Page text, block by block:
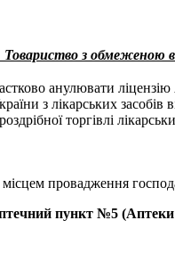
Товариство з обмеженою
анулювати
з лікарських
торгівлі
місцем провадження
пункт №5